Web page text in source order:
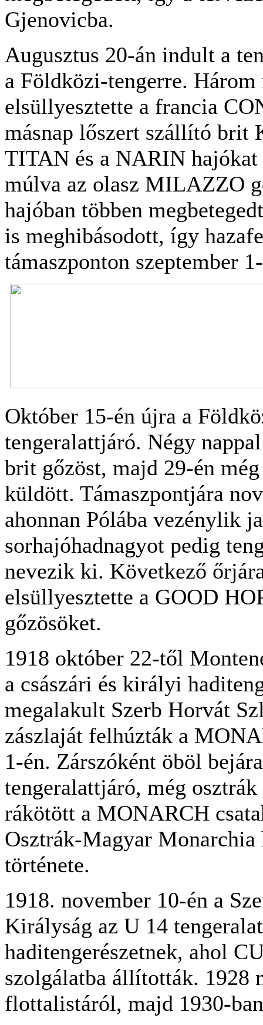
Gjenovicba.
Augusztus 20-án indult a
a Földközi-tengerre. Három
elsüllyesztette a francia
másnap lőszert szállító brit
TITAN és a NARIN
múlva az olasz MILAZZO
hajóban többen
is meghibásodott, így
támaszponton szeptember
Október 15-én újra a
tengeralattjáró. Négy
brit gőzöst, majd 29-én
küldött. Támaszpontjára
ahonnan Pólába vezénylik
sorhajóhadnagyot pedig
nevezik ki. Következő
elsüllyesztette a GOOD
gőzösöket.
1918 október 22-től
a császári és királyi
megalakult Szerb Horvát
zászlaját felhúzták a
1-én. Zárszóként öböl
tengeralattjáró, még
rákötött a MONARCH
Osztrák-Magyar Monarchia
története.
1918. november 10-én a
Királyság az U 14
haditengerészetnek, ahol
szolgálatba állították. 1928
flottalistáról, majd 1930-